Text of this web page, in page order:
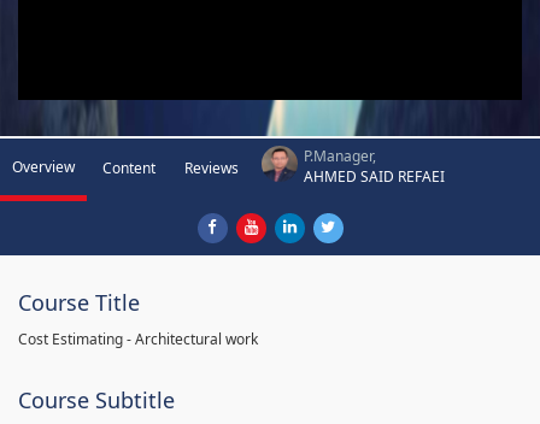
Overview Content Reviews
P.Manager,
AHMED SAID REFAEI
Course Title
Cost Estimating - Architectural work
Course Subtitle